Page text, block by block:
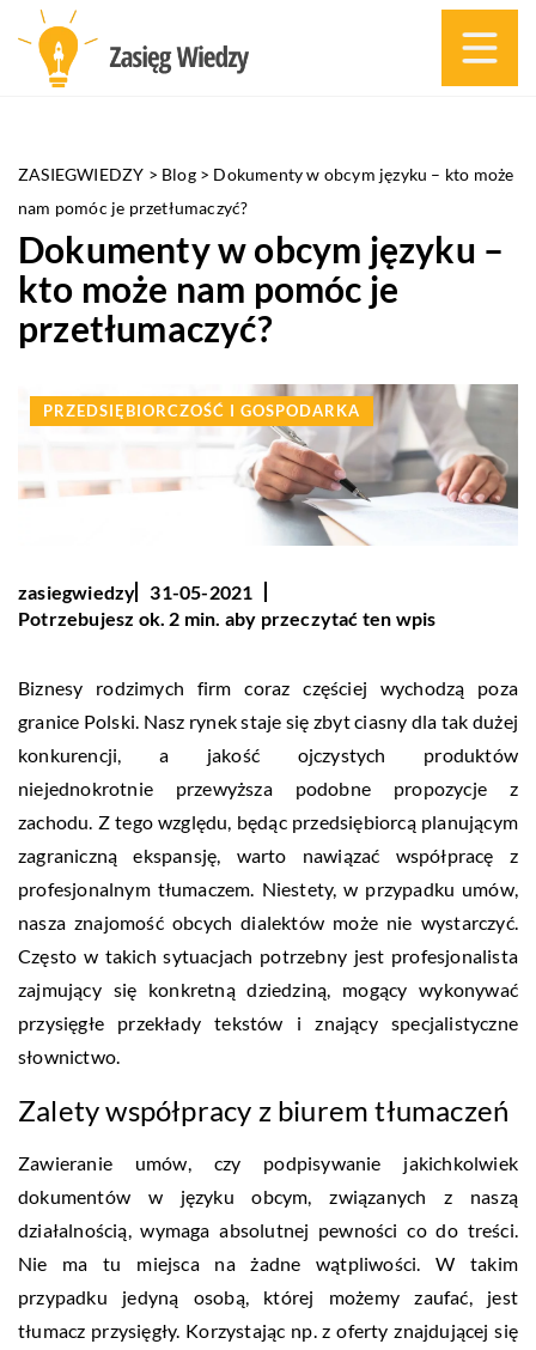
ZASIEGWIEDZY > Blog> Dokumenty w obcym języku – kto może
nam pomóc je przetłumaczyć?
Dokumenty w obcym języku –
kto może nam pomóc je
przetłumaczyć?
PRZEDSIĘBIORCZOŚĆ I GOSPODARKA
zasiegwiedzy
31-05-2021
Potrzebujesz ok. 2 min. aby przeczytać ten wpis
Biznesy rodzimych firm coraz częściej wychodzą poza
granice Polski. Nasz rynek staje się zbyt ciasny dla tak dużej
konkurencji, a jakość ojczystych produktów
niejednokrotnie przewyższa podobne propozycje z
zachodu. Z tego względu, będąc przedsiębiorcą planującym
zagraniczną ekspansję, warto nawiązać współpracę z
profesjonalnym tłumaczem. Niestety, w przypadku umów,
nasza znajomość obcych dialektów może nie wystarczyć.
Często w takich sytuacjach potrzebny jest profesjonalista
zajmujący się konkretną dziedziną, mogący wykonywać
przysięgłe przekłady tekstów i znający specjalistyczne
słownictwo.
Zalety współpracy z biurem tłumaczeń
Zawieranie umów, czy podpisywanie jakichkolwiek
dokumentów w języku obcym, związanych z naszą
działalnością, wymaga absolutnej pewności co do treści.
Nie ma tu miejsca na żadne wątpliwości. W takim
przypadku jedyną osobą, której możemy zaufać, jest
tłumacz przysięgły. Korzystając np. z oferty znajdującej się